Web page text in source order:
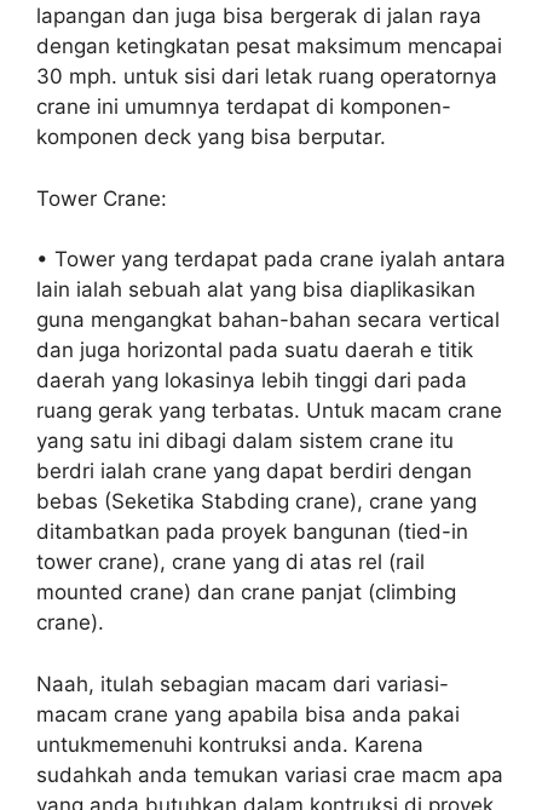
lapangan dan juga bisa bergerak di jalan raya
dengan ketingkatan pesat maksimum mencapai
30 mph. untuk sisi dari letak ruang operatornya
crane ini umumnya terdapat di komponen-
komponen deck yang bisa berputar.
Tower Crane:
• Tower yang terdapat pada crane iyalah antara
lain ialah sebuah alat yang bisa diaplikasikan
guna mengangkat bahan-bahan secara vertical
dan juga horizontal pada suatu daerah e titik
daerah yang lokasinya lebih tinggi dari pada
ruang gerak yang terbatas. Untuk macam crane
yang satu ini dibagi dalam sistem crane itu
berdri ialah crane yang dapat berdiri dengan
bebas (Seketika Stabding crane), crane yang
ditambatkan pada proyek bangunan (tied-in
tower crane), crane yang di atas rel (rail
mounted crane) dan crane panjat (climbing
crane).
Naah, itulah sebagian macam dari variasi-
macam crane yang apabila bisa anda pakai
untukmemenuhi kontruksi anda. Karena
sudahkah anda temukan variasi crae macm apa
yang anda butuhkan dalam kontruksi di proyek